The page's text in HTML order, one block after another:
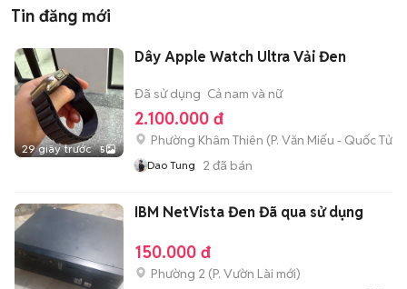
Tin đăng mới
29 giây trước 5
Dây Apple Watch Ultra Vải Đen
Đã sử dụng Cả nam và nữ
2.100.000 đ
Phường Khâm Thiên (P. Văn Miếu - Quốc Tử
Dao Tung 2 đã bán
IBM NetVista Đen Đã qua sử dụng
150.000 đ
Phường 2 (P. Vườn Lài mới)